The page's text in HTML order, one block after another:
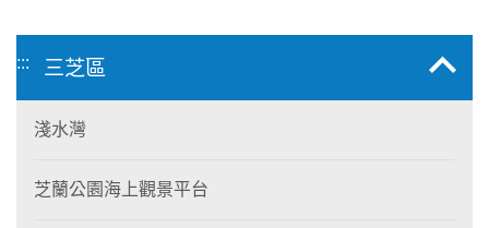
::: 三芝區
淺水灣
芝蘭公園海上觀景平台